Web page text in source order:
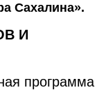
Сахалина».
И
программа